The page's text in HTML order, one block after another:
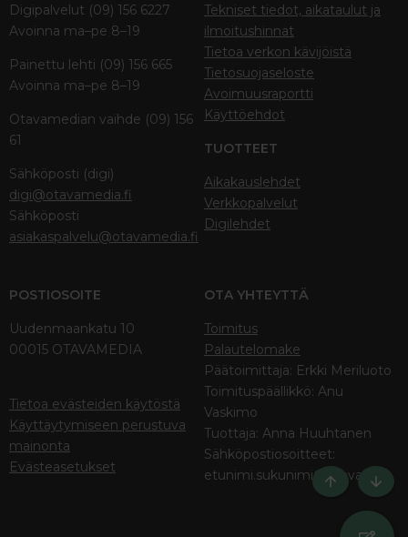
Digipalvelut (09) 156 6227
Avoinna ma–pe 8–19
Painettu lehti (09) 156 665
Avoinna ma–pe 8–19
Otavamedian vaihde (09) 156
61
Sähköposti (digi)
digi@otavamedia.fi
Sähköposti
asiakaspalvelu@otavamedia.fi
Tekniset tiedot, aikataulut ja
ilmoitushinnat
Tietoa verkon kävijöistä
Tietosuojaseloste
Avoimuusraportti
Käyttöehdot
TUOTTEET
Aikakauslehdet
Verkkopalvelut
Digilehdet
POSTIOSOITE
Uudenmaankatu 10
00015 OTAVAMEDIA
Tietoa evästeiden käytöstä
Käyttäytymiseen perustuva
mainonta
Evästeasetukset
OTA YHTEYTTÄ
Toimitus
Palautelomake
Päätoimittaja: Erkki Meriluoto
Toimituspäällikkö: Anu
Vaskimo
Tuottaja: Anna Huuhtanen
Sähköpostiosoitteet:
etunimi.sukunimi@otava.fi
Ylös